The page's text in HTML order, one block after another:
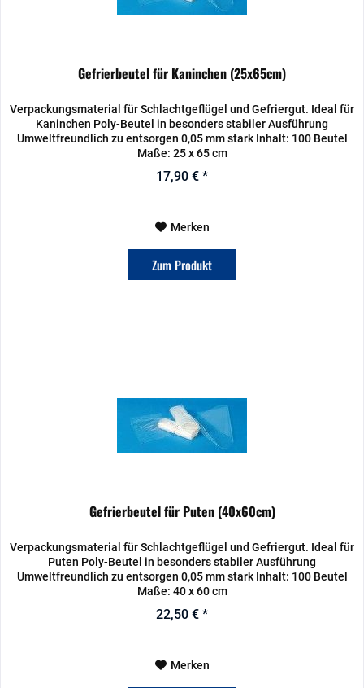
Gefrierbeutel für Kaninchen (25x65cm)
Verpackungsmaterial für Schlachtgeflügel und Gefriergut. Ideal für
Kaninchen Poly-Beutel in besonders stabiler Ausführung
Umweltfreundlich zu entsorgen 0,05 mm stark Inhalt: 100 Beutel
Maße: 25 x 65 cm
17,90 € *
Merken
Zum Produkt
Gefrierbeutel für Puten (40x60cm)
Verpackungsmaterial für Schlachtgeflügel und Gefriergut. Ideal für
Puten Poly-Beutel in besonders stabiler Ausführung
Umweltfreundlich zu entsorgen 0,05 mm stark Inhalt: 100 Beutel
Maße: 40 x 60 cm
22,50 € *
Merken